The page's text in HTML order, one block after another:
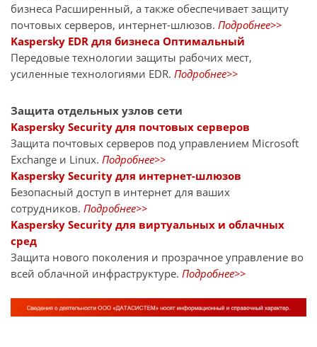
бизнеса Расширенный, а также обеспечивает защиту
почтовых серверов, интернет-шлюзов. Подробнее>>
Kaspersky EDR для бизнеса Оптимальный
Передовые технологии защиты рабочих мест,
усиленные технологиями EDR. Подробнее>>
Защита отдельных узлов сети
Kaspersky Security для почтовых серверов
Защита почтовых серверов под управлением Microsoft
Exchange и Linux. Подробнее>>
Kaspersky Security для интернет-шлюзов
Безопасный доступ в интернет для ваших
сотрудников. Подробнее>>
Kaspersky Security для виртуальных и облачных
сред
Защита нового поколения и прозрачное управление во
всей облачной инфраструктуре. Подробнее>>